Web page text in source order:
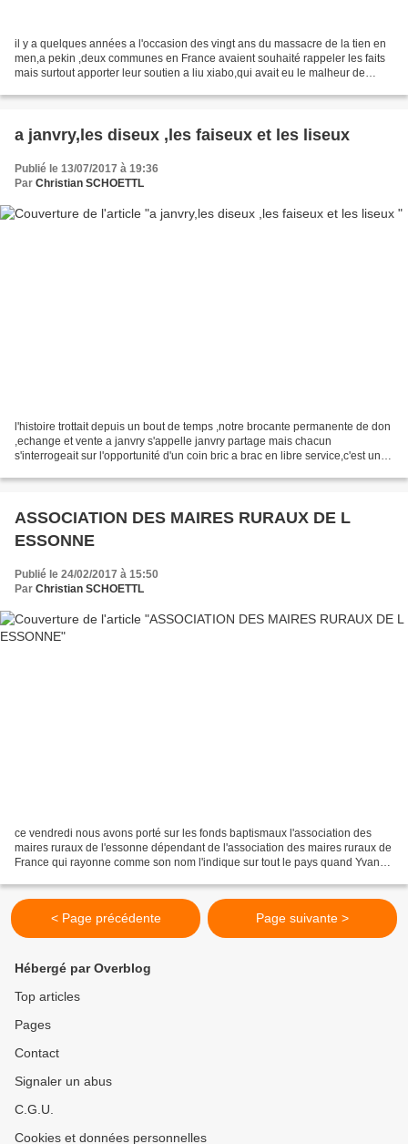
il y a quelques années a l'occasion des vingt ans du massacre de la tien en
men,a pekin ,deux communes en France avaient souhaité rappeler les faits
mais surtout apporter leur soutien a liu xiabo,qui avait eu le malheur de
a janvry,les diseux ,les faiseux et les liseux
Publié le 13/07/2017 à 19:36
Par Christian SCHOETTL
l'histoire trottait depuis un bout de temps ,notre brocante permanente de don
,echange et vente a janvry s'appelle janvry partage mais chacun
s'interrogeait sur l'opportunité d'un coin bric a brac en libre service,c'est une
ASSOCIATION DES MAIRES RURAUX DE L
ESSONNE
Publié le 24/02/2017 à 15:50
Par Christian SCHOETTL
ce vendredi nous avons porté sur les fonds baptismaux l'association des
maires ruraux de l'essonne dépendant de l'association des maires ruraux de
France qui rayonne comme son nom l'indique sur tout le pays quand Yvan
< Page précédente Page suivante >
Hébergé par Overblog
Top articles
Pages
Contact
Signaler un abus
C.G.U.
Cookies et données personnelles